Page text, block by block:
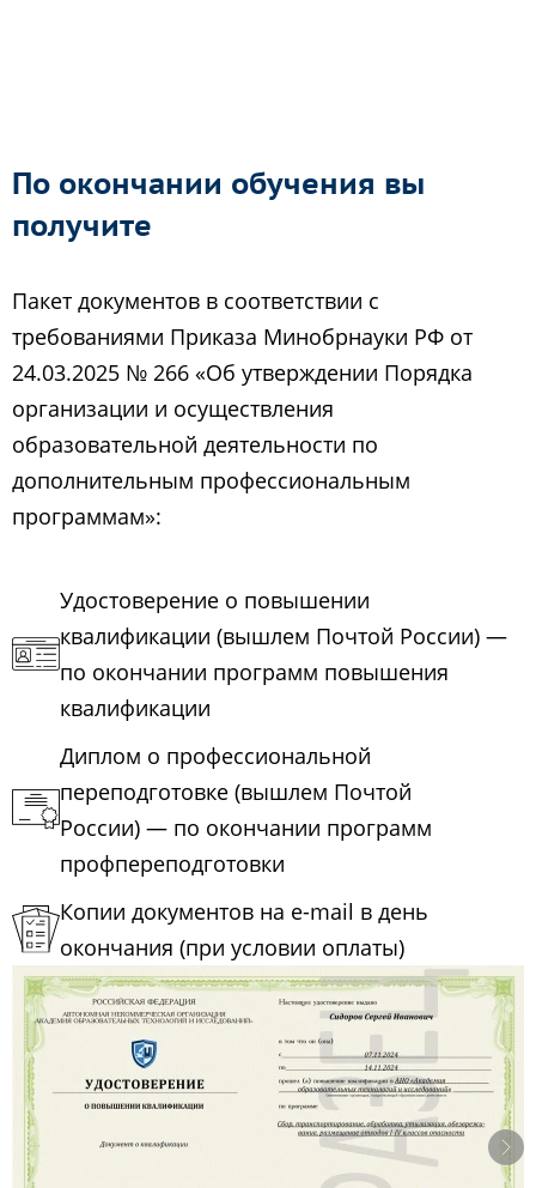
По окончании обучения вы
получите
Пакет документов в соответствии с
требованиями Приказа Минобрнауки РФ от
24.03.2025 № 266 «Об утверждении Порядка
организации и осуществления
образовательной деятельности по
дополнительным профессиональным
программам»:
Удостоверение о повышении
квалификации (вышлем Почтой России) —
по окончании программ повышения
квалификации
Диплом о профессиональной
переподготовке (вышлем Почтой
России) — по окончании программ
профпереподготовки
Копии документов на e-mail в день
окончания (при условии оплаты)